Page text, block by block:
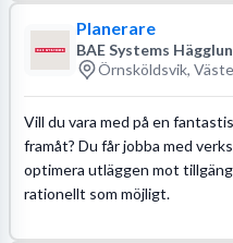
Planerare
BAE Systems
Örnsköldsvik,
Vill du vara med på en
framåt? Du får jobba med
optimera utläggen mot
rationellt som möjligt.